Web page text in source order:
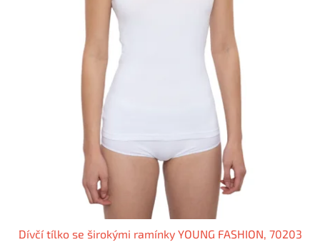
Dívčí tílko se širokými ramínky YOUNG FASHION, 70203